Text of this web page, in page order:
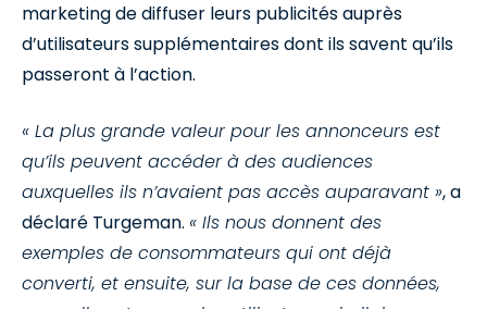
marketing de diffuser leurs publicités auprès
d’utilisateurs supplémentaires dont ils savent qu’ils
passeront à l’action.
« La plus grande valeur pour les annonceurs est
qu’ils peuvent accéder à des audiences
auxquelles ils n’avaient pas accès auparavant », a
déclaré Turgeman. « Ils nous donnent des
exemples de consommateurs qui ont déjà
converti, et ensuite, sur la base de ces données,